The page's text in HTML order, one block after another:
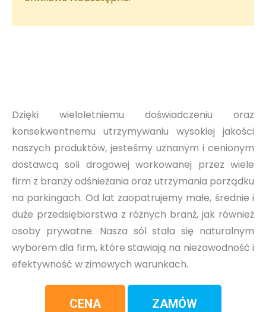
Dzięki wieloletniemu doświadczeniu oraz
konsekwentnemu utrzymywaniu wysokiej jakości
naszych produktów, jesteśmy uznanym i cenionym
dostawcą soli drogowej workowanej przez wiele
firm z branży odśnieżania oraz utrzymania porządku
na parkingach. Od lat zaopatrujemy małe, średnie i
duże przedsiębiorstwa z różnych branż, jak również
osoby prywatne. Nasza sól stała się naturalnym
wyborem dla firm, które stawiają na niezawodność i
efektywność w zimowych warunkach.
CENA ZAMÓW